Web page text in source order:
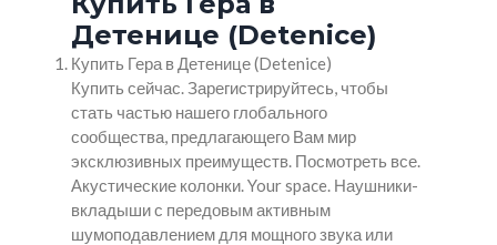
Детенице (Detenice)
Купить Гера в Детенице (Detenice)
Купить сейчас. Зарегистрируйтесь, чтобы
стать частью нашего глобального
сообщества, предлагающего Вам мир
эксклюзивных преимуществ. Посмотреть все.
Акустические колонки. Your space. Наушники-
вкладыши с передовым активным
шумоподавлением для мощного звука или